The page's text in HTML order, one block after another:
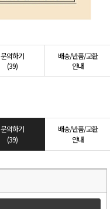
문의하기
(39)
배송/반품/교환
안내
문의하기
(39)
배송/반품/교환
안내